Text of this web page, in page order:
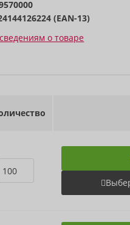
(EAN-13)
о товаре